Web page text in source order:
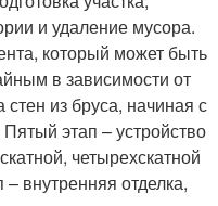
и удаление мусора.
который может быть
в зависимости от
стен из бруса, начиная с
этап – устройство
четырехскатной
внутренняя отделка,